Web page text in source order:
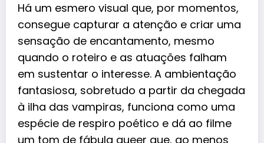
Há um esmero visual que, por momentos,
consegue capturar a atenção e criar uma
sensação de encantamento, mesmo
quando o roteiro e as atuações falham
em sustentar o interesse. A ambientação
fantasiosa, sobretudo a partir da chegada
à ilha das vampiras, funciona como uma
espécie de respiro poético e dá ao filme
um tom de fábula queer que, ao menos